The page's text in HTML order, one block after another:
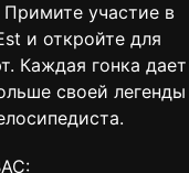
участие в
и откройте для
Каждая гонка дает
своей легенды